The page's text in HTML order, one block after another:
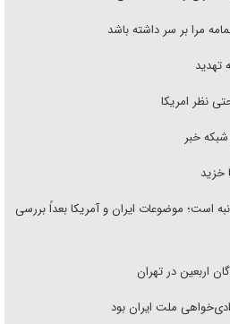
مرا بر سر داشته باشد
تهدید
نظر امریکا
خزید
است؛ موضوعات ایران و آمریکا بعداً بررسی
اربعین در تهران
ملت ایران بود